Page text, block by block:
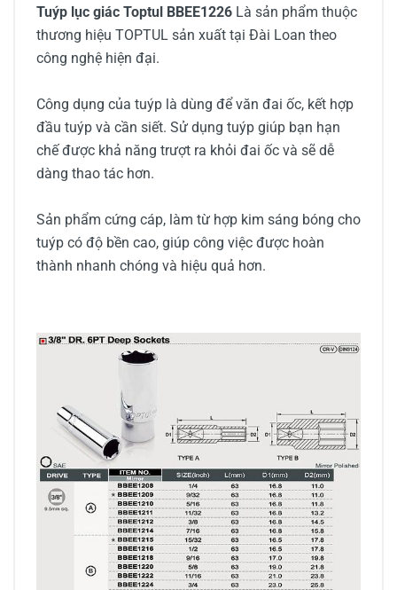
Tuýp lục giác Toptul BBEE1226 Là sản phẩm thuộc
thương hiệu TOPTUL sản xuất tại Đài Loan theo
công nghệ hiện đại.
Công dụng của tuýp là dùng để văn đai ốc, kết hợp
đầu tuýp và cần siết. Sử dụng tuýp giúp bạn hạn
chế được khả năng trượt ra khỏi đai ốc và sẽ dễ
dàng thao tác hơn.
Sản phẩm cứng cáp, làm từ hợp kim sáng bóng cho
tuýp có độ bền cao, giúp công việc được hoàn
thành nhanh chóng và hiệu quả hơn.